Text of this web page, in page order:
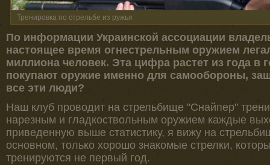
Тренировка по стрельбе из ружья
По информации Украинской ассоциации
настоящее время огнестрельным оружием
миллиона человек. Эта цифра растет из года в
покупают оружие именно для самообороны,
все эти люди?
Наш клуб проводит на стрельбище "Снайпер"
нарезным и гладкоствольным оружием каждые
приведенную выше статистику, я вижу на
основном, только хорошо знакомые стрелки,
тренируются не первый год.